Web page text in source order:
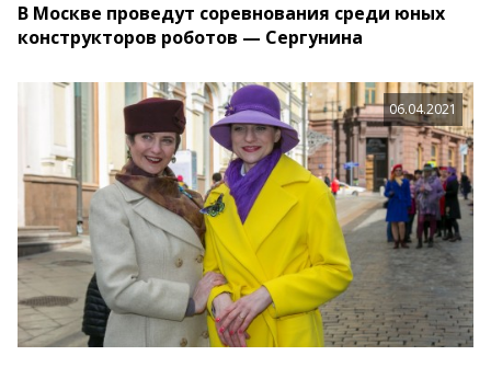
В Москве проведут соревнования среди юных
конструкторов роботов — Сергунина
06.04.2021